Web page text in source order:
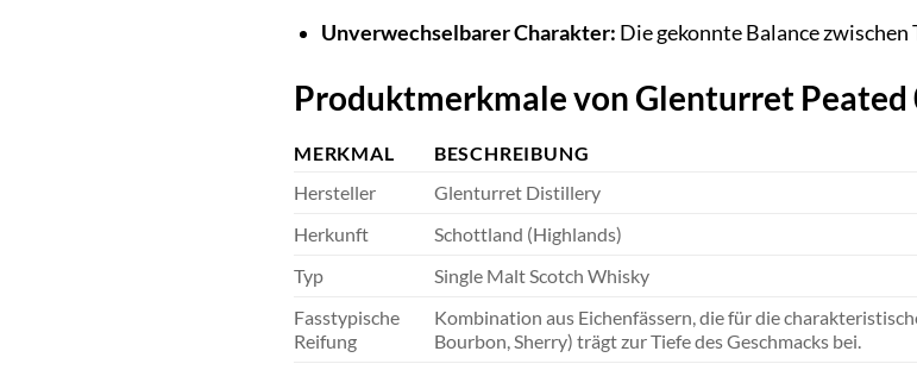
Unverwechselbarer Charakter: Die gekonnte Balance
Produktmerkmale von Glenturret Peated
MERKMAL
BESCHREIBUNG
Hersteller
Glenturret Distillery
Herkunft
Schottland (Highlands)
Typ
Single Malt Scotch Whisky
Fasstypische
Reifung
Kombination aus Eichenfässern, die für die
Bourbon, Sherry) trägt zur Tiefe des Geschmacks bei.